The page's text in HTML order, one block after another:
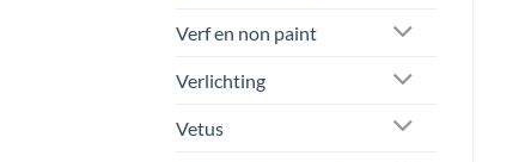
Verf en non paint
Verlichting
Vetus